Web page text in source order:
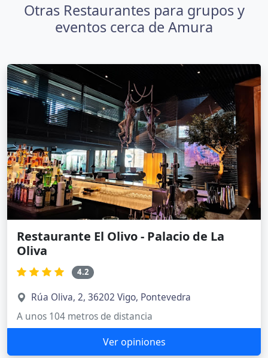
Otras Restaurantes para grupos y
eventos cerca de Amura
Restaurante El Olivo - Palacio de La
Oliva
4.2
Rúa Oliva, 2, 36202 Vigo, Pontevedra
A unos 104 metros de distancia
Ver opiniones